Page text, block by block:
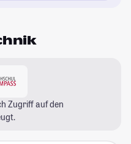
Zugriff auf den